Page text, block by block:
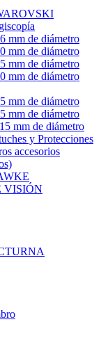
mm de diámetro
mm de diámetro
mm de diámetro
mm de diámetro
mm de diámetro
mm de diámetro
mm de diámetro
y Protecciones
accesorios
VISIÓN